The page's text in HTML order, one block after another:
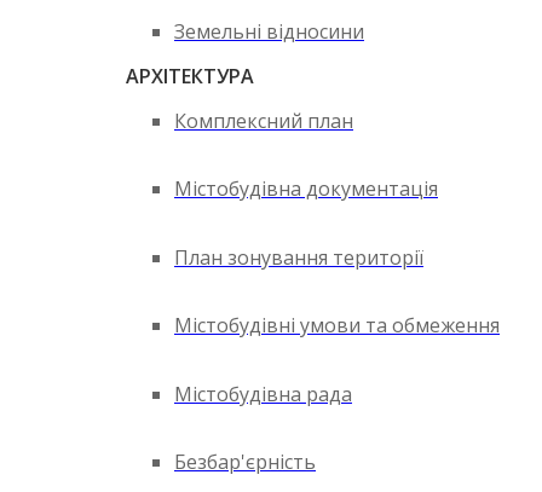
Земельні відносини
АРХІТЕКТУРА
Комплексний план
Містобудівна документація
План зонування території
Містобудівні умови та обмеження
Містобудівна рада
Безбар'єрність